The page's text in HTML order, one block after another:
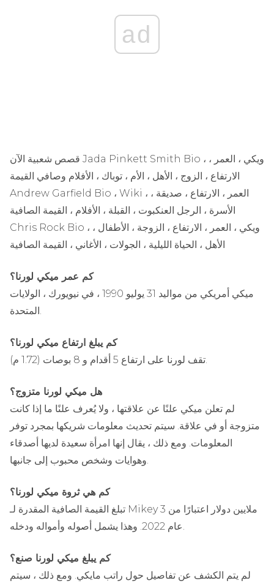
ad
قصص شعبية الآن Jada Pinkett Smith Bio ، ويكي ، العمر ،
الارتفاع ، الزوج ، الأهل ، الأم ، توباك ، الأفلام وصافي القيمة
Andrew Garfield Bio ، Wiki ، العمر ، الارتفاع ، صديقة ،
الأسرة ، الرجل العنكبوت ، القبلة ، الأفلام ، القيمة الصافية
Chris Rock Bio ، ويكي ، العمر ، الارتفاع ، الزوجة ، الأطفال ،
الأهل ، الحياة الليلية ، الجولات ، الأغاني ، القيمة الصافية
كم عمر ميكي لورنا؟
ميكي أمريكي من مواليد 31 يوليو 1990 ، في نيويورك ، الولايات
المتحدة.
كم يبلغ ارتفاع ميكي لورنا؟
تقف لورنا على ارتفاع 5 أقدام و 8 بوصات (1.72 م).
هل ميكي لورنا متزوج؟
لم تعلن ميكي علنًا عن علاقتها ، ولا يُعرف علنًا ما إذا كانت
متزوجة أو في علاقة. سيتم تحديث معلومات شريكها بمجرد توفر
المعلومات. ومع ذلك ، يقال إنها امرأة سعيدة لديها أصدقاء
وهوايات وشخص محبوب إلى جانبها.
كم هي ثروة ميكي لورنا؟
تبلغ القيمة الصافية المقدرة لـ Mikey 3 ملايين دولار اعتبارًا من
عام 2022. وهذا يشمل أصوله وأمواله ودخله.
كم يبلغ ميكي لورنا صنع؟
لم يتم الكشف عن تفاصيل حول راتب مايكي. ومع ذلك ، سيتم